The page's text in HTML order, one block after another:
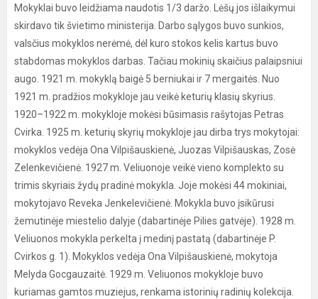
Mokyklai buvo leidžiama naudotis 1/3 daržo. Lėšų jos išlaikymui
skirdavo tik švietimo ministerija. Darbo sąlygos buvo sunkios,
valsčius mokyklos nerėmė, dėl kuro stokos kelis kartus buvo
stabdomas mokyklos darbas. Tačiau mokinių skaičius palaipsniui
augo. 1921 m. mokyklą baigė 5 berniukai ir 7 mergaitės. Nuo
1921 m. pradžios mokykloje jau veikė keturių klasių skyrius.
1920–1922 m. mokykloje mokėsi būsimasis rašytojas Petras
Cvirka. 1925 m. keturių skyrių mokykloje jau dirba trys mokytojai:
mokyklos vedėja Ona Vilpišauskienė, Juozas Vilpišauskas, Zosė
Zelenkevičienė. 1927 m. Veliuonoje veikė vieno komplekto su
trimis skyriais žydų pradinė mokykla. Joje mokėsi 44 mokiniai,
mokytojavo Reveka Jenkelevičienė. Mokykla buvo įsikūrusi
žemutinėje miestelio dalyje (dabartinėje Pilies gatvėje). 1928 m.
Veliuonos mokykla perkelta į medinį pastatą (dabartinėje P.
Cvirkos g. 1). Mokyklos vedėja Ona Vilpišauskienė, mokytoja
Melyda Gocgauzaitė. 1929 m. Veliuonos mokykloje buvo
kuriamas gamtos muziejus, renkama istorinių radinių kolekcija.